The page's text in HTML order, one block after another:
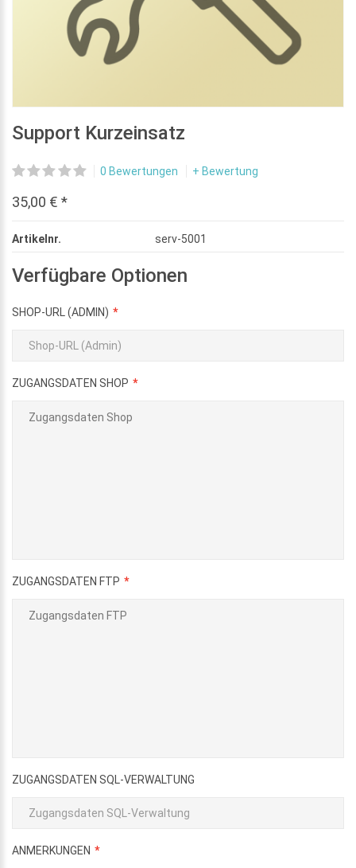
Support Kurzeinsatz
0 Bewertungen + Bewertung
35,00 € *
Artikelnr. serv-5001
Verfügbare Optionen
SHOP-URL (ADMIN)
ZUGANGSDATEN SHOP
ZUGANGSDATEN FTP
ZUGANGSDATEN SQL-VERWALTUNG
ANMERKUNGEN